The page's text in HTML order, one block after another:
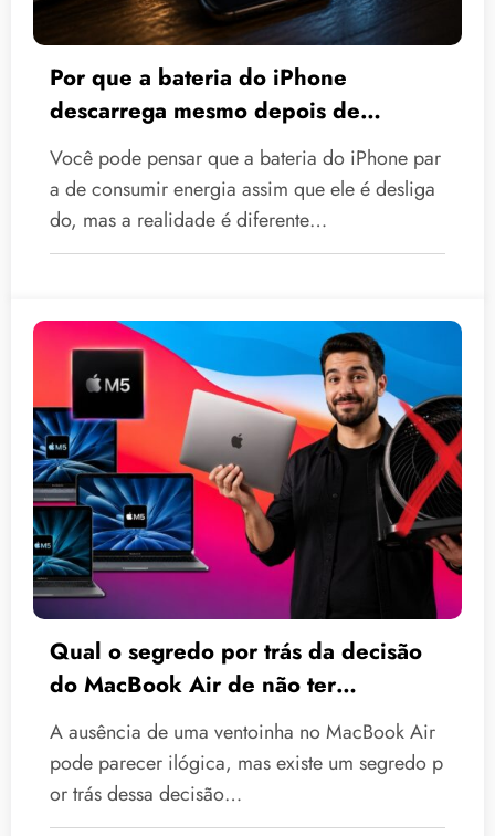
Por que a bateria do iPhone
descarrega mesmo depois de
desligado?
Você pode pensar que a bateria do iPhone par
a de consumir energia assim que ele é desliga
do, mas a realidade é diferente…
Qual o segredo por trás da decisão
do MacBook Air de não ter
ventoinha?
A ausência de uma ventoinha no MacBook Air
pode parecer ilógica, mas existe um segredo p
or trás dessa decisão…